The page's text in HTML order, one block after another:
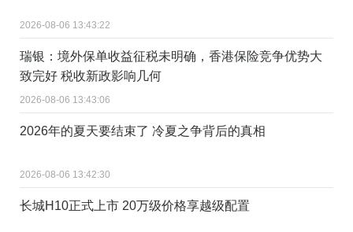
2026-08-06 13:43:22
瑞银：境外保单收益征税未明确，香港保险竞争优势大
致完好 税收新政影响几何
2026-08-06 13:43:06
2026年的夏天要结束了 冷夏之争背后的真相
2026-08-06 13:42:30
长城H10正式上市 20万级价格享越级配置